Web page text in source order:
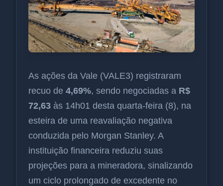
As ações da Vale (VALE3) registraram
recuo de 4,69%, sendo negociadas a R$
72,63 às 14h01 desta quarta-feira (8), na
esteira de uma reavaliação negativa
conduzida pelo Morgan Stanley. A
instituição financeira reduziu suas
projeções para a mineradora, sinalizando
um ciclo prolongado de excedente no